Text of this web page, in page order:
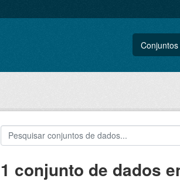
1 conjunto de dados